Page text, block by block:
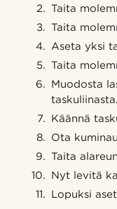
Taita
Taita
Aseta yksi
Taita
Muodosta
Käännä
Ota
Taita
Nyt levitä
Lopuksi